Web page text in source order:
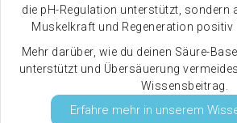
die pH-Regulation unterstützt, sondern
Muskelkraft und Regeneration positiv
Mehr darüber, wie du deinen Säure-
unterstützt und Übersäuerung
Wissensbeitrag.
Erfahre mehr in unserem